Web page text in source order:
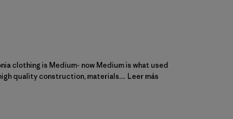
clothing is Medium- now Medium is what used
quality construction, materials.... Leer más